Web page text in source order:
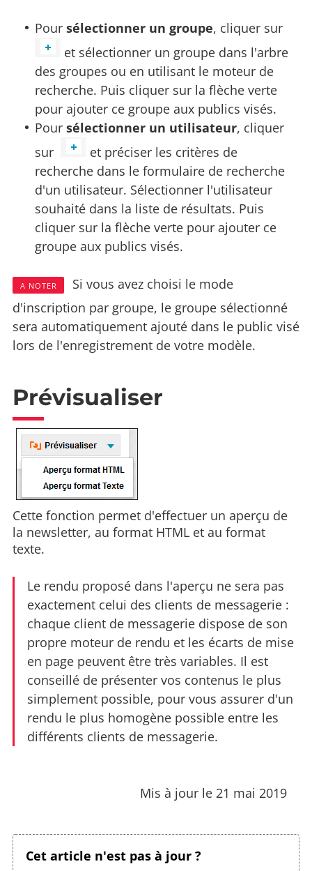
Poursélectionner un groupe, cliquer sur
et sélectionner un groupe dans l'arbre
des groupes ou en utilisant le moteur de
recherche. Puis cliquer sur la flèche verte
pour ajouter ce groupe aux publics visés.
Poursélectionner un utilisateur, cliquer
sur
et préciser les critères de
recherche dans le formulaire de recherche
d'un utilisateur. Sélectionner l'utilisateur
souhaité dans la liste de résultats. Puis
cliquer sur la flèche verte pour ajouter ce
groupe aux publics visés.
A NOTER
Si vous avez choisi le mode
d'inscription par groupe, le groupe sélectionné
sera automatiquement ajouté dans le public visé
lors de l'enregistrement de votre modèle.
Prévisualiser
Cette fonction permet d'effectuer un aperçu de
la newsletter, au format HTML et au format
texte.
Le rendu proposé dans l'aperçu ne sera pas
exactement celui des clients de messagerie :
chaque client de messagerie dispose de son
propre moteur de rendu et les écarts de mise
en page peuvent être très variables. Il est
conseillé de présenter vos contenus le plus
simplement possible, pour vous assurer d'un
rendu le plus homogène possible entre les
différents clients de messagerie.
Mis à jour le 21 mai 2019
Cet article n'est pas à jour ?